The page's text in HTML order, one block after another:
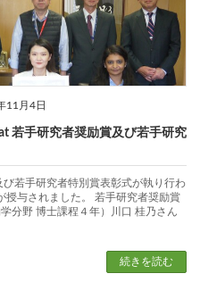
11月4日
若手研究者奨励賞及び若手研究
若手研究者特別賞表彰式が執り行わ
授与されました。 若手研究者奨励賞
分野 博士課程４年）川口 桂乃さん
続きを読む